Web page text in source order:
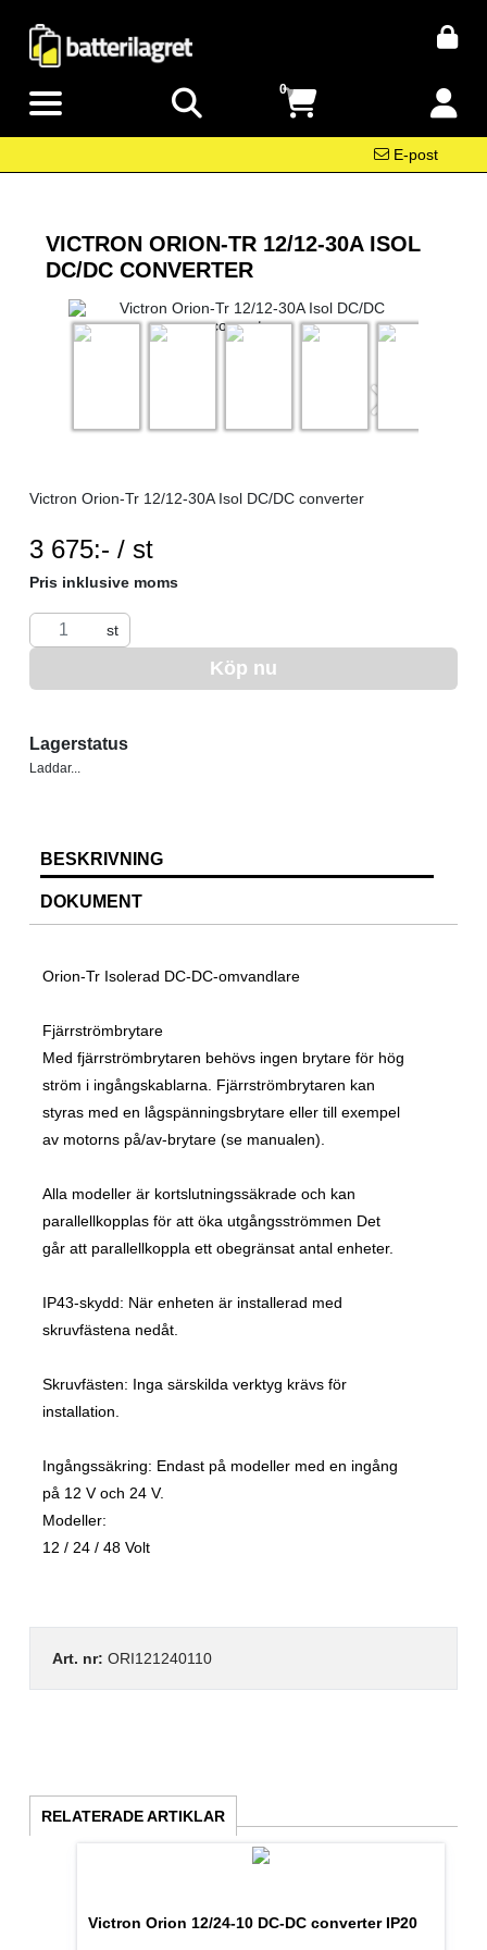
0
E-post
VICTRON ORION-TR 12/12-30A ISOL
DC/DC CONVERTER
Victron Orion-Tr 12/12-30A Isol DC/DC converter
3 675:- / stSEK per ST
Pris inklusive moms
st
Köp nu
Lagerstatus
Laddar...
BESKRIVNING
DOKUMENT
Orion-Tr Isolerad DC-DC-omvandlare
Fjärrströmbrytare
Med fjärrströmbrytaren behövs ingen brytare för hög
ström i ingångskablarna. Fjärrströmbrytaren kan
styras med en lågspänningsbrytare eller till exempel
av motorns på/av-brytare (se manualen).
Alla modeller är kortslutningssäkrade och kan
parallellkopplas för att öka utgångsströmmen Det
går att parallellkoppla ett obegränsat antal enheter.
IP43-skydd: När enheten är installerad med
skruvfästena nedåt.
Skruvfästen: Inga särskilda verktyg krävs för
installation.
Ingångssäkring: Endast på modeller med en ingång
på 12 V och 24 V.
Modeller:
12 / 24 / 48 Volt
Art. nr: ORI121240110
RELATERADE ARTIKLAR
Victron Orion 12/24-10 DC-DC converter IP20